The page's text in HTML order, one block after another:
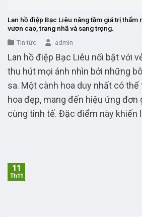
Lan hồ điệp Bạc Liêu nâng tầm giá trị thẩm
vươn cao, trang nhã và sang trọng.
Tin tức admin
Lan hồ điệp Bạc Liêu nổi bật với
thu hút mọi ánh nhìn bởi những
sa. Một cành hoa duy nhất có
hoa đẹp, mang đến hiệu ứng đơn
cùng tinh tế. Đặc điểm này khiến
11
Th11